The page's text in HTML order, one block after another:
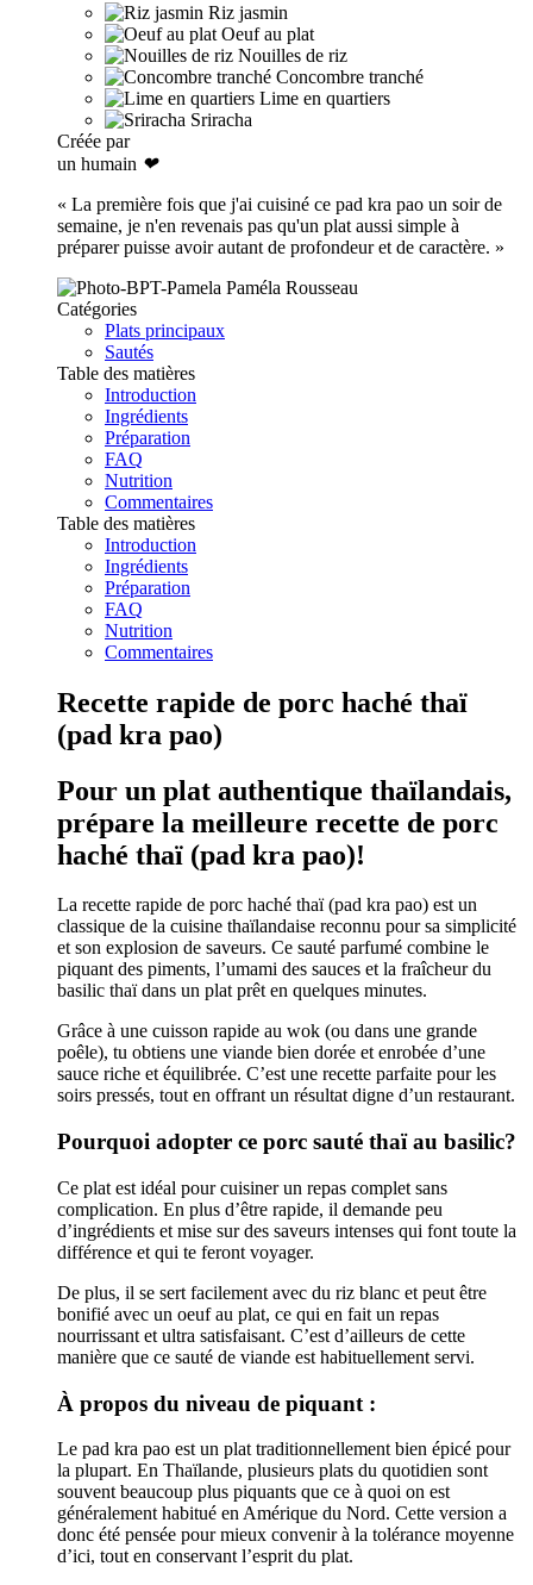
Riz jasmin
Oeuf au plat
Nouilles de riz
Concombre tranché
Lime en quartiers
Sriracha
Créée par
un humain ❤
« La première fois que j'ai cuisiné ce pad kra pao un soir de
semaine, je n'en revenais pas qu'un plat aussi simple à
préparer puisse avoir autant de profondeur et de caractère. »
Paméla Rousseau
Catégories
Plats principaux
Sautés
Table des matières
Introduction
Ingrédients
Préparation
FAQ
Nutrition
Commentaires
Table des matières
Introduction
Ingrédients
Préparation
FAQ
Nutrition
Commentaires
Recette rapide de porc haché thaï
(pad kra pao)
Pour un plat authentique thaïlandais,
prépare la meilleure recette de porc
haché thaï (pad kra pao)!
La recette rapide de porc haché thaï (pad kra pao) est un
classique de la cuisine thaïlandaise reconnu pour sa simplicité
et son explosion de saveurs. Ce sauté parfumé combine le
piquant des piments, l’umami des sauces et la fraîcheur du
basilic thaï dans un plat prêt en quelques minutes.
Grâce à une cuisson rapide au wok (ou dans une grande
poêle), tu obtiens une viande bien dorée et enrobée d’une
sauce riche et équilibrée. C’est une recette parfaite pour les
soirs pressés, tout en offrant un résultat digne d’un restaurant.
Pourquoi adopter ce porc sauté thaï au basilic?
Ce plat est idéal pour cuisiner un repas complet sans
complication. En plus d’être rapide, il demande peu
d’ingrédients et mise sur des saveurs intenses qui font toute la
différence et qui te feront voyager.
De plus, il se sert facilement avec du riz blanc et peut être
bonifié avec un oeuf au plat, ce qui en fait un repas
nourrissant et ultra satisfaisant. C’est d’ailleurs de cette
manière que ce sauté de viande est habituellement servi.
À propos du niveau de piquant :
Le pad kra pao est un plat traditionnellement bien épicé pour
la plupart. En Thaïlande, plusieurs plats du quotidien sont
souvent beaucoup plus piquants que ce à quoi on est
généralement habitué en Amérique du Nord. Cette version a
donc été pensée pour mieux convenir à la tolérance moyenne
d’ici, tout en conservant l’esprit du plat.